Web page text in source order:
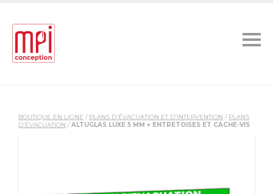
BOUTIQUE EN LIGNE / PLANS D'ÉVACUATION ET D'INTERVENTION / PLANS
D'ÉVACUATION /ALTUGLAS LUXE 5 MM + ENTRETOISES ET CACHE-VIS